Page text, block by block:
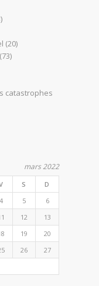
(20)
(73)
catastrophes
mars 2022
S
D
4 5
6
12
13
19
20
26
27